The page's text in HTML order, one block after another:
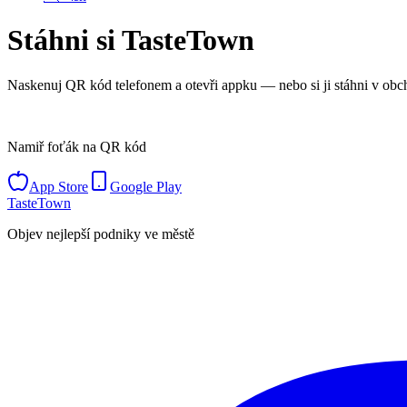
Stáhni si TasteTown
Naskenuj QR kód telefonem a otevři appku — nebo si ji stáhni v
Namiř foťák na QR kód
App Store
Google Play
TasteTown
Objev nejlepší podniky ve městě